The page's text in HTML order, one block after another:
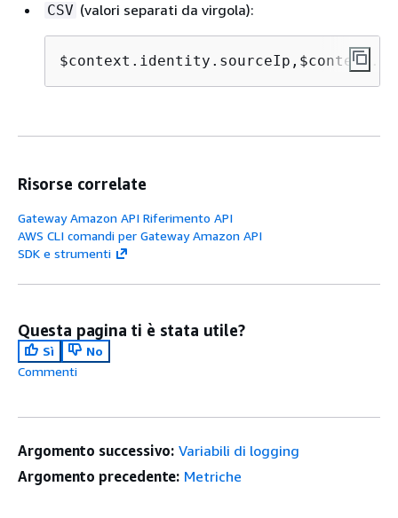
CSV (valori separati da virgola):
Risorse correlate
Gateway Amazon API Riferimento API
AWS CLI comandi per Gateway Amazon API
SDK e strumenti
Questa pagina ti è stata utile?
Sì
No
Commenti
Argomento successivo: Variabili di logging
Argomento precedente: Metriche